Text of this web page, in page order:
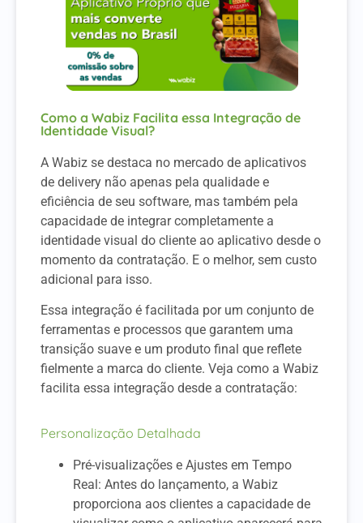
Como a Wabiz Facilita essa Integração de
Identidade Visual?
A Wabiz se destaca no mercado de aplicativos
de delivery não apenas pela qualidade e
eficiência de seu software, mas também pela
capacidade de integrar completamente a
identidade visual do cliente ao aplicativo desde o
momento da contratação. E o melhor, sem custo
adicional para isso.
Essa integração é facilitada por um conjunto de
ferramentas e processos que garantem uma
transição suave e um produto final que reflete
fielmente a marca do cliente. Veja como a Wabiz
facilita essa integração desde a contratação:
Personalização Detalhada
Pré-visualizações e Ajustes em Tempo
Real: Antes do lançamento, a Wabiz
proporciona aos clientes a capacidade de